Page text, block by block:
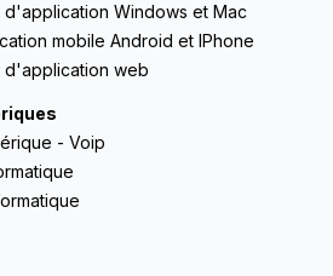
Windows et Mac
mobile Android et IPhone
web
- Voip